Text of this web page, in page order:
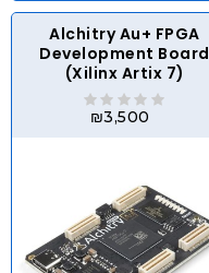
Alchitry Au+ FPGA
Development Board
(Xilinx Artix 7)
₪3,500